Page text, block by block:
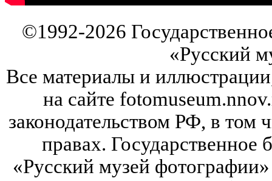
©1992-2026
«Русский
Все материалы и
на сайте
законодательством РФ, в том
правах.
«Русский музей